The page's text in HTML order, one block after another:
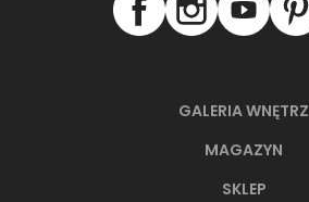
GALERIA WNĘTRZ
MAGAZYN
SKLEP